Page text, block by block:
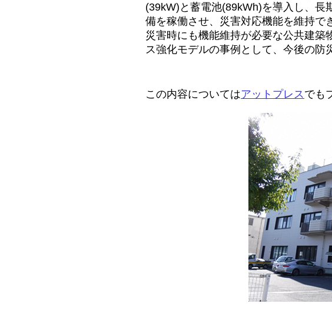
(39kW)と蓄電池(89kWh)を導入し、長
備を稼働させ、災害対応機能を維持で
災害時にも機能維持が必要な公共建
ス強化モデルの事例として、今後の防
この内容についてはアットプレスでも